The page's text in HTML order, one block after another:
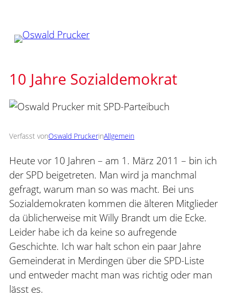
springen
10 Jahre Sozialdemokrat
Verfasst vonOswald PruckerinAllgemein
Heute vor 10 Jahren – am 1. März 2011 – bin ich
der SPD beigetreten. Man wird ja manchmal
gefragt, warum man so was macht. Bei uns
Sozialdemokraten kommen die älteren Mitglieder
da üblicherweise mit Willy Brandt um die Ecke.
Leider habe ich da keine so aufregende
Geschichte. Ich war halt schon ein paar Jahre
Gemeinderat in Merdingen über die SPD-Liste
und entweder macht man was richtig oder man
lässt es.